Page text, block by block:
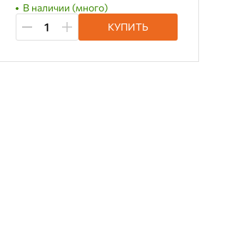
В наличии (много)
КУПИТЬ